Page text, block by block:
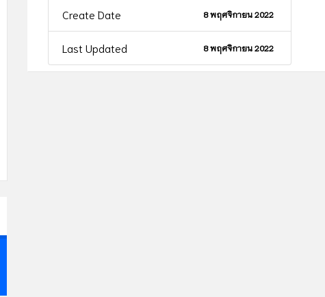
Create Date 8 พฤศจิกายน 2022
Last Updated 8 พฤศจิกายน 2022